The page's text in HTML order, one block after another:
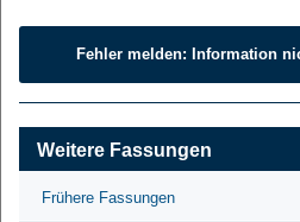
Fehler melden: Information
Weitere Fassungen
Frühere Fassungen